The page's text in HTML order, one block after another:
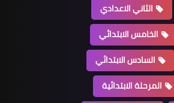
الثاني الاعدادي
الخامس الابتدائي
السادس الابتدائي
المرحلة الابتدائية